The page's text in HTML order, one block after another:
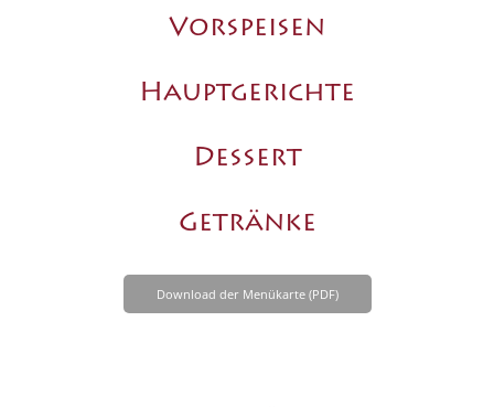
Vorspeisen
Hauptgerichte
Dessert
Getränke
Download der Menükarte (PDF)